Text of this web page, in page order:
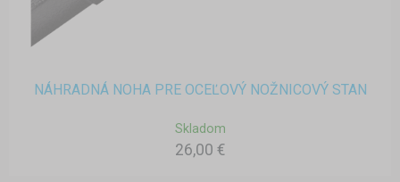
NÁHRADNÁ NOHA PRE OCEĽOVÝ NOŽNICOVÝ STAN
Skladom
26,00 €